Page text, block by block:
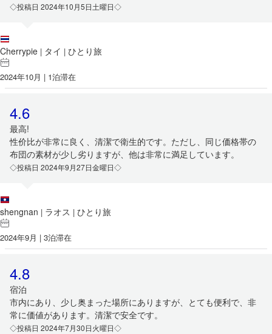
◇投稿日 2024年10月5日土曜日◇
Cherrypie | タイ | ひとり旅
2024年10月 | 1泊滞在
4.6
最高!
性价比が非常に良く、清潔で衛生的です。ただし、同じ価格帯の
布団の素材が少し劣りますが、他は非常に満足しています。
◇投稿日 2024年9月27日金曜日◇
shengnan | ラオス | ひとり旅
2024年9月 | 3泊滞在
4.8
宿泊
市内にあり、少し奥まった場所にありますが、とても便利で、非
常に価値があります。清潔で安全です。
◇投稿日 2024年7月30日火曜日◇